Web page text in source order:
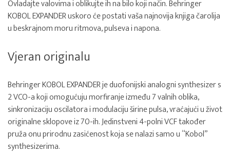
Ovladajte valovima i oblikujte ih na bilo koji način. Behringer
KOBOL EXPANDER uskoro će postati vaša najnovija knjiga čarolija
u beskrajnom moru ritmova, pulseva i napona.
Vjeran originalu
Behringer KOBOL EXPANDER je duofonijski analogni synthesizer s
2 VCO-a koji omogućuju morfiranje između 7 valnih oblika,
sinkronizaciju oscilatora i modulaciju širine pulsa, vraćajući u život
originalne sklopove iz 70-ih. Jedinstveni 4-polni VCF također
pruža onu prirodnu zasićenost koja se nalazi samo u “Kobol”
synthesizerima.